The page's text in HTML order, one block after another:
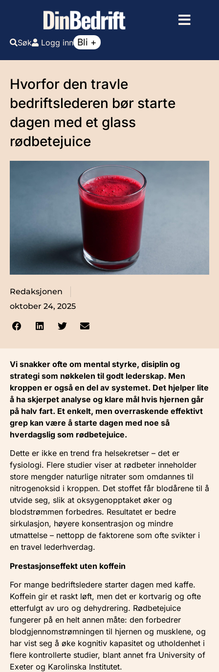
Søk Logg inn Bli +
Hvorfor den travle
bedriftslederen bør starte
dagen med et glass
rødbetejuice
Redaksjonen
oktober 24, 2025
Vi snakker ofte om mental styrke, disiplin og
strategi som nøkkelen til godt lederskap. Men
kroppen er også en del av systemet. Det hjelper lite
å ha skjerpet analyse og klare mål hvis hjernen går
på halv fart. Et enkelt, men overraskende effektivt
grep kan være å starte dagen med noe så
hverdagslig som rødbetejuice.
Dette er ikke en trend fra helsekretser – det er
fysiologi. Flere studier viser at rødbeter inneholder
store mengder naturlige nitrater som omdannes til
nitrogenoksid i kroppen. Det stoffet får blodårene til å
utvide seg, slik at oksygenopptaket øker og
blodstrømmen forbedres. Resultatet er bedre
sirkulasjon, høyere konsentrasjon og mindre
utmattelse – nettopp de faktorene som ofte svikter i
en travel lederhverdag.
Prestasjonseffekt uten koffein
For mange bedriftsledere starter dagen med kaffe.
Koffein gir et raskt løft, men det er kortvarig og ofte
etterfulgt av uro og dehydrering. Rødbetejuice
fungerer på en helt annen måte: den forbedrer
blodgjennomstrømningen til hjernen og musklene, og
har vist seg å øke kognitiv kapasitet og utholdenhet i
flere kontrollerte studier, blant annet fra University of
Exeter og Karolinska Institutet.